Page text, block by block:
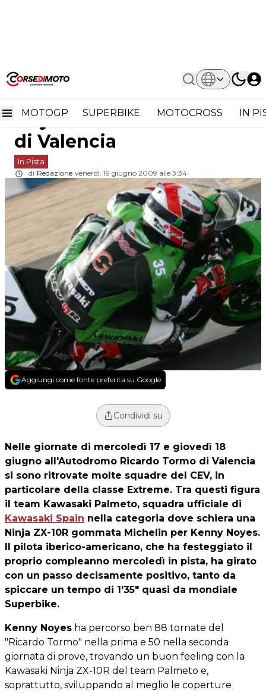
MOTOGP SUPERBIKE MOTOCROSS IN
Home In Pista
CEV Extreme: Kenny Noyes Da Record
CEV Extreme: Kenny
Noyes da record nei test
di Valencia
In Pista
di Redazione venerdì, 19 giugno 2009 alle 3:34
Aggiungi come fonte preferita su Google
Condividi su
Nelle giornate di mercoledì 17 e giovedì 18
giugno all'Autodromo Ricardo Tormo di Valencia
si sono ritrovate molte squadre del CEV, in
particolare della classe Extreme. Tra questi figura
il team Kawasaki Palmeto, squadra ufficiale di
Kawasaki Spain nella categoria dove schiera una
Ninja ZX-10R gommata Michelin per Kenny Noyes.
Il pilota iberico-americano, che ha festeggiato il
proprio compleanno mercoledì in pista, ha girato
con un passo decisamente positivo, tanto da
spiccare un tempo di 1'35" quasi da mondiale
Superbike.
Kenny Noyes ha percorso ben 88 tornate del
"Ricardo Tormo" nella prima e 50 nella seconda
giornata di prove, trovando un buon feeling con la
Kawasaki Ninja ZX-10R del team Palmeto e,
soprattutto, sviluppando al meglio le coperture